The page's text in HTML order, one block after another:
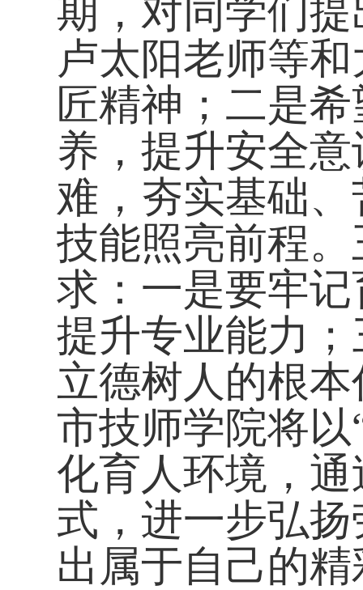
期，对同学们
卢太阳老师等
匠精神；二是
养，提升安全
难，夯实基础
技能照亮前程
求：一是要牢
提升专业能力
立德树人的根
市技师学院将
化育人环境，
式，进一步弘
出属于自己的